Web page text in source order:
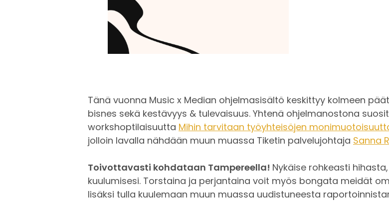
Tänä vuonna Music x Median ohjelmasisältö keskittyy kolmeen
bisnes sekä kestävyys & tulevaisuus. Yhtenä ohjelmanostona
workshoptilaisuutta Mihin tarvitaan työyhteisöjen
jolloin lavalla nähdään muun muassa Tiketin palvelujohtaja Sanna
Toivottavasti kohdataan Tampereella! Nykäise rohkeasti
kuulumisesi. Torstaina ja perjantaina voit myös bongata meidät
lisäksi tulla kuulemaan muun muassa uudistuneesta